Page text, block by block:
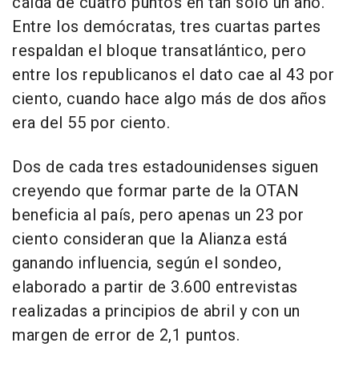
Entre los demócratas, tres cuartas partes
respaldan el bloque transatlántico, pero
entre los republicanos el dato cae al 43 por
ciento, cuando hace algo más de dos años
era del 55 por ciento.
Dos de cada tres estadounidenses siguen
creyendo que formar parte de la OTAN
beneficia al país, pero apenas un 23 por
ciento consideran que la Alianza está
ganando influencia, según el sondeo,
elaborado a partir de 3.600 entrevistas
realizadas a principios de abril y con un
margen de error de 2,1 puntos.